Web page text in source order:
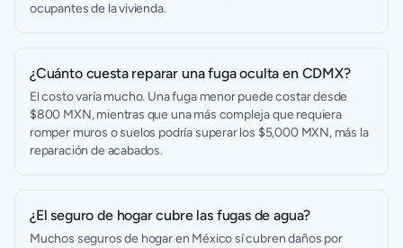
ocupantes de la vivienda.
¿Cuánto cuesta reparar una fuga oculta en CDMX?
El costo varía mucho. Una fuga menor puede costar desde
$800 MXN, mientras que una más compleja que requiera
romper muros o suelos podría superar los $5,000 MXN, más la
reparación de acabados.
¿El seguro de hogar cubre las fugas de agua?
Muchos seguros de hogar en México sí cubren daños por